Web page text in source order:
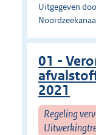
Uitgegeven
01 -
2021
Regeling